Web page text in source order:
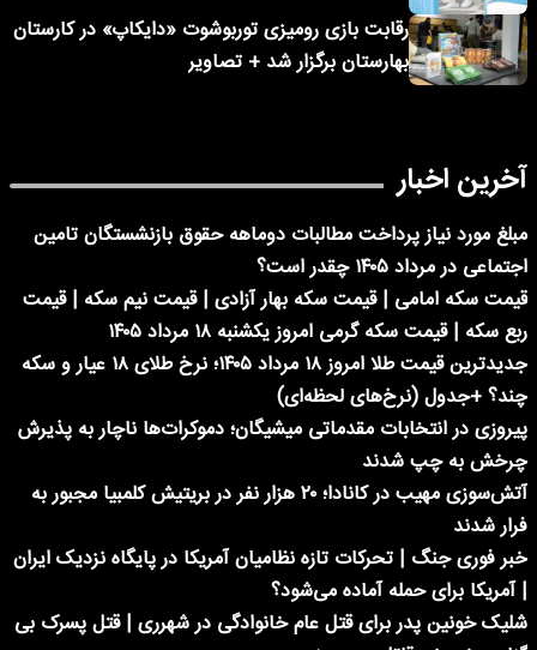
رقابت بازی رومیزی توربوشوت «دایکاپ» در کارستان
بهارستان برگزار شد + تصاویر
آخرین اخبار
مبلغ مورد نیاز پرداخت مطالبات دوماهه حقوق بازنشستگان تامین
اجتماعی در مرداد ۱۴۰۵ چقدر است؟
قیمت سکه امامی | قیمت سکه بهار آزادی | قیمت نیم سکه | قیمت
ربع سکه | قیمت سکه گرمی امروز یکشنبه ۱۸ مرداد ۱۴۰۵
جدیدترین قیمت طلا امروز ۱۸ مرداد ۱۴۰۵؛ نرخ طلای ۱۸ عیار و سکه
چند؟ +جدول (نرخ‌های لحظه‌ای)
پیروزی در انتخابات مقدماتی میشیگان؛ دموکرات‌ها ناچار به پذیرش
چرخش به چپ شدند
آتش‌سوزی مهیب در کانادا؛ ۲۰ هزار نفر در بریتیش کلمبیا مجبور به
فرار شدند
خبر فوری جنگ | تحرکات تازه نظامیان آمریکا در پایگاه نزدیک ایران
| آمریکا برای حمله آماده می‌شود؟
شلیک خونین پدر برای قتل عام خانوادگی در شهرری | قتل پسرک بی